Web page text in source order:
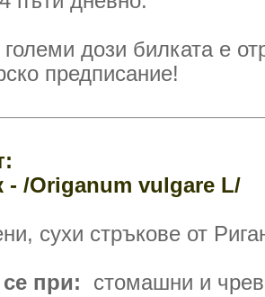
дози билката е
предписание!
/Origanum vulgare L/
сухи стръкове от
при: стомашни и